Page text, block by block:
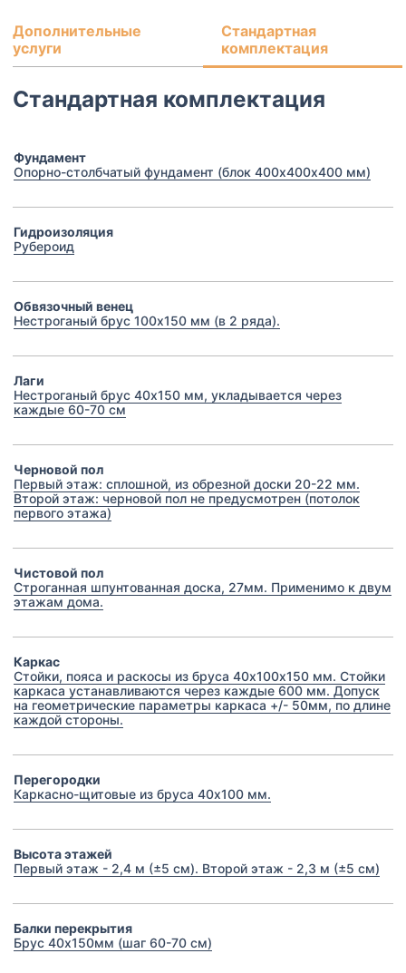
Дополнительные
услуги
Стандартная
комплектация
Стандартная комплектация
Фундамент
Опорно-столбчатый фундамент (блок 400х400х400 мм)
Гидроизоляция
Рубероид
Обвязочный венец
Нестроганый брус 100х150 мм (в 2 ряда).
Лаги
Нестроганый брус 40х150 мм, укладывается через
каждые 60-70 см
Черновой пол
Первый этаж: сплошной, из обрезной доски 20-22 мм.
Второй этаж: черновой пол не предусмотрен (потолок
первого этажа)
Чистовой пол
Строганная шпунтованная доска, 27мм. Применимо к двум
этажам дома.
Каркас
Стойки, пояса и раскосы из бруса 40х100х150 мм. Стойки
каркаса устанавливаются через каждые 600 мм. Допуск
на геометрические параметры каркаса +/- 50мм, по длине
каждой стороны.
Перегородки
Каркасно-щитовые из бруса 40х100 мм.
Высота этажей
Первый этаж - 2,4 м (±5 см). Второй этаж - 2,3 м (±5 см)
Балки перекрытия
Брус 40х150мм (шаг 60-70 см)